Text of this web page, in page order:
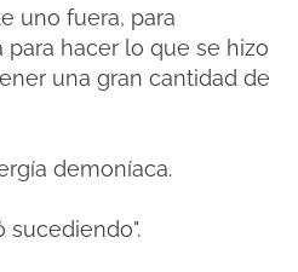
uno fuera, para
hacer lo que se hizo
una gran cantidad de
demoníaca.
sucediendo".